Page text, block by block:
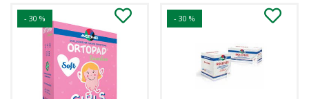
- 30 % - 30 %